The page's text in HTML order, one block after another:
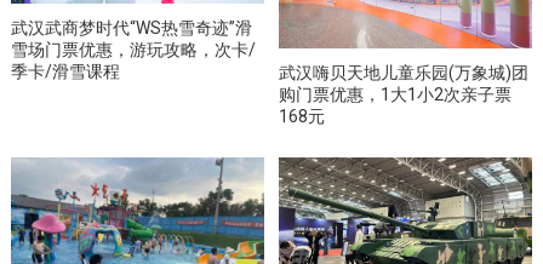
武汉武商梦时代“WS热雪奇迹”滑
雪场门票优惠，游玩攻略，次卡/
季卡/滑雪课程
武汉嗨贝天地儿童乐园(万象城)团
购门票优惠，1大1小2次亲子票
168元